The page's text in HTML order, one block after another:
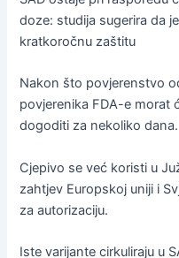
doze: studija sugerira da
kratkoročnu zaštitu
Nakon što povjerenstvo
povjerenika FDA-e morat
dogoditi za nekoliko dana.
Cjepivo se već koristi u
zahtjev Europskoj uniji i
za autorizaciju.
Iste varijante cirkuliraju u